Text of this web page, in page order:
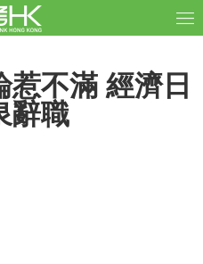
不滿 經濟日
辭職